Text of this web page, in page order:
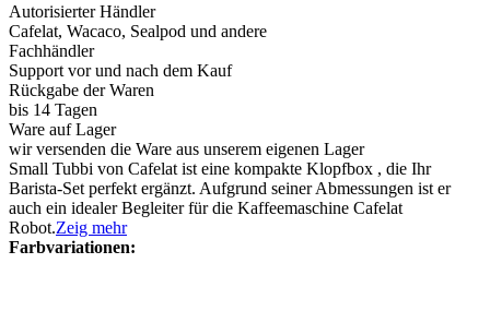
Autorisierter Händler
Cafelat, Wacaco, Sealpod und andere
Fachhändler
Support vor und nach dem Kauf
Rückgabe der Waren
bis 14 Tagen
Ware auf Lager
wir versenden die Ware aus unserem eigenen Lager
Small Tubbi von Cafelat ist eine kompakte Klopfbox , die Ihr
Barista-Set perfekt ergänzt. Aufgrund seiner Abmessungen ist er
auch ein idealer Begleiter für die Kaffeemaschine Cafelat
Robot.Zeig mehr
Farbvariationen: